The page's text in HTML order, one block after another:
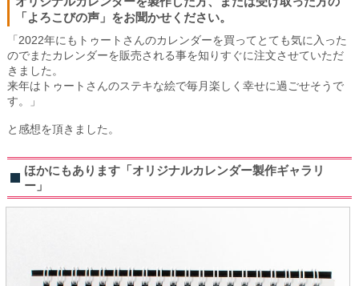
「よろこびの声」をお聞かせください。
「2022年にもトゥートさんのカレンダーを買ってとても気に入った
のでまたカレンダーを販売される事を知りすぐに注文させていただ
きました。
来年はトゥートさんのステキな絵で毎月楽しく幸せに過ごせそうで
す。」
と感想を頂きました。
ほかにもあります「オリジナルカレンダー製作ギャラリ
ー」